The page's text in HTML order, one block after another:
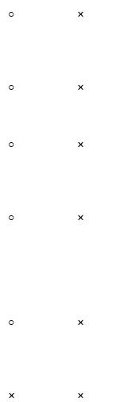
○ ×
○ ×
○ ×
○ ×
○ ×
× ×